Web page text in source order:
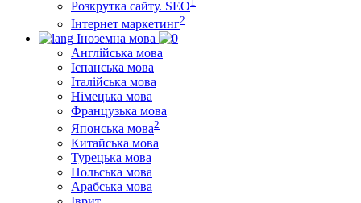
Розкрутка сайту. SEO
Інтернет маркетинг2
Іноземна мова
Англійська мова
Іспанська мова
Італійська мова
Німецька мова
Французька мова
Японська мова2
Китайська мова
Турецька мова
Польська мова
Арабська мова